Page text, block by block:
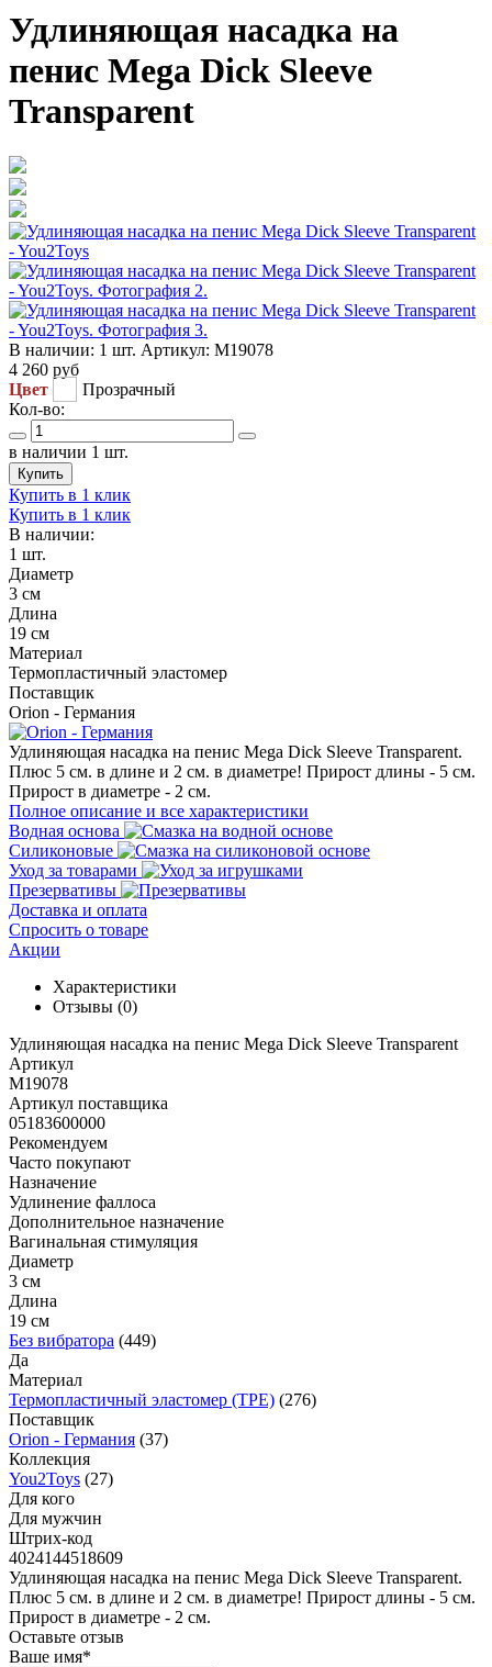
Удлиняющая насадка на
пенис Mega Dick Sleeve
Transparent
В наличии: 1 шт. Артикул: M19078
4 260 руб
Цвет
Прозрачный
Кол-во:
в наличии 1 шт.
Купить
Купить в 1 клик
Купить в 1 клик
В наличии:
1 шт.
Диаметр
3 см
Длина
19 см
Материал
Термопластичный эластомер
Поставщик
Orion - Германия
Удлиняющая насадка на пенис Mega Dick Sleeve Transparent.
Плюс 5 см. в длине и 2 см. в диаметре! Прирост длины - 5 см.
Прирост в диаметре - 2 см.
Полное описание и все характеристики
Водная основа
Силиконовые
Уход за товарами
Презервативы
Доставка и оплата
Спросить о товаре
Акции
Характеристики
Отзывы (0)
Удлиняющая насадка на пенис Mega Dick Sleeve Transparent
Артикул
M19078
Артикул поставщика
05183600000
Рекомендуем
Часто покупают
Назначение
Удлинение фаллоса
Дополнительное назначение
Вагинальная стимуляция
Диаметр
3 см
Длина
19 см
Без вибратора (449)
Да
Материал
Термопластичный эластомер (TPE) (276)
Поставщик
Orion - Германия (37)
Коллекция
You2Toys (27)
Для кого
Для мужчин
Штрих-код
4024144518609
Удлиняющая насадка на пенис Mega Dick Sleeve Transparent.
Плюс 5 см. в длине и 2 см. в диаметре! Прирост длины - 5 см.
Прирост в диаметре - 2 см.
Оставьте отзыв
Ваше имя*